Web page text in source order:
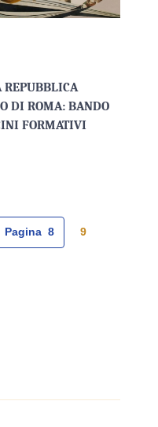
REPUBBLICA
DI ROMA: BANDO
FORMATIVI
Pagina 8 9
successiva